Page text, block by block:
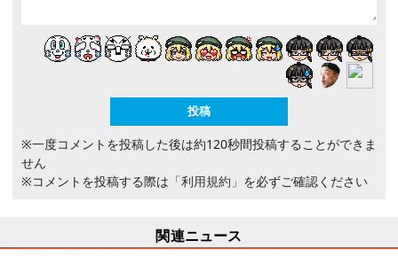
※一度コメントを投稿した後は約120秒間投稿することができま
せん
※コメントを投稿する際は 「利用規約」 を必ずご確認ください
関連ニュース